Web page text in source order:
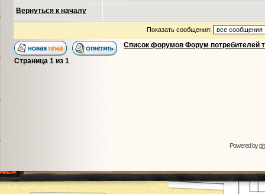
Вернуться к началу
Показать сообщения:
Список форумов Форум потребителей
Страница 1 из 1
Powered by